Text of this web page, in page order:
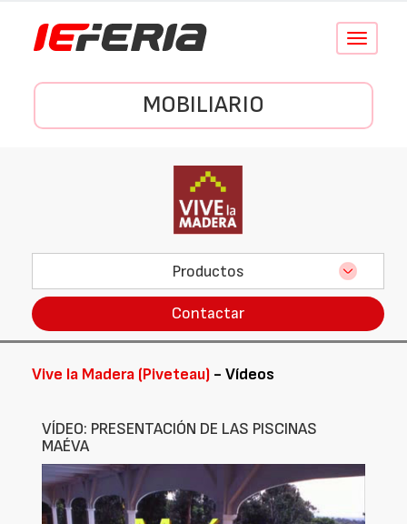
Conmutar
MOBILIARIO
Productos
Contactar
Vive la Madera (Piveteau) - Vídeos
VÍDEO: PRESENTACIÓN DE LAS PISCINAS
MAÉVA